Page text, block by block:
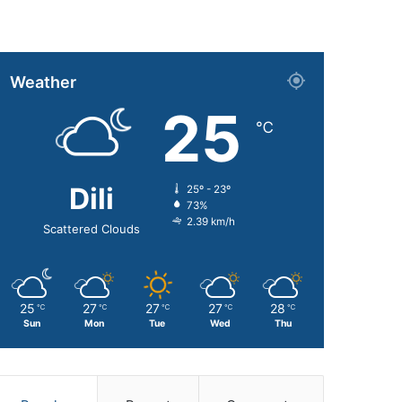
Weather
Dili
Scattered Clouds
25 ℃
25º - 23º
73%
2.39 km/h
25 ℃
Sun
27 ℃
Mon
27 ℃
Tue
27 ℃
Wed
28 ℃
Thu